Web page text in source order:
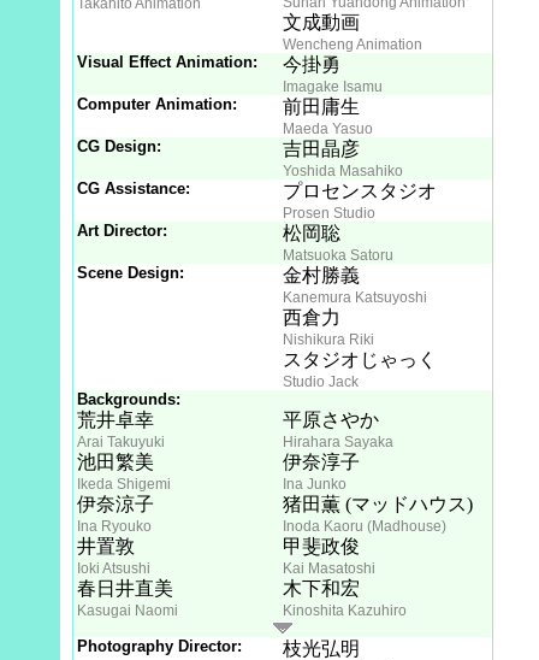
Takahito Animation
文成動画
Wencheng Animation
Visual Effect Animation: 今掛勇
Imagake Isamu
Computer Animation: 前田庸生
Maeda Yasuo
CG Design: 吉田晶彦
Yoshida Masahiko
CG Assistance: プロセンスタジオ
Prosen Studio
Art Director: 松岡聡
Matsuoka Satoru
Scene Design: 金村勝義
Kanemura Katsuyoshi
西倉力
Nishikura Riki
スタジオじゃっく
Studio Jack
Backgrounds:
荒井卓幸
Arai Takuyuki
池田繁美
Ikeda Shigemi
伊奈涼子
Ina Ryouko
井置敦
Ioki Atsushi
春日井直美
Kasugai Naomi
平原さやか
Hirahara Sayaka
伊奈淳子
Ina Junko
猪田薫 (マッドハウス)
Inoda Kaoru (Madhouse)
甲斐政俊
Kai Masatoshi
木下和宏
Kinoshita Kazuhiro
Photography Director: 枝光弘明